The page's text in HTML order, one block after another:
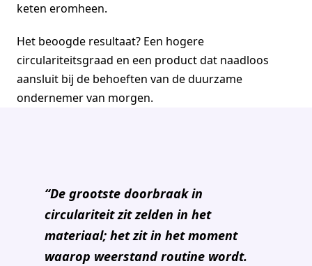
keten eromheen.
Het beoogde resultaat? Een hogere
circulariteitsgraad en een product dat naadloos
aansluit bij de behoeften van de duurzame
ondernemer van morgen.
“De grootste doorbraak in
circulariteit zit zelden in het
materiaal; het zit in het moment
waarop weerstand routine wordt.